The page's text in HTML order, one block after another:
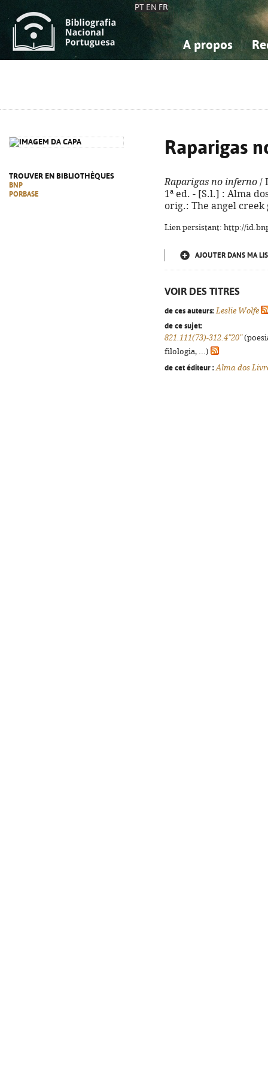
PT EN FR
A propos
TROUVER EN BIBLIOTHÈQUES
BNP
PORBASE
Raparigas
Raparigas no inferno /
1ª ed. - [S.l.] : Alma
orig.: The angel creek
Lien persistant: http://
AJOUTER DANS MA
VOIR DES TITRES
de ces auteurs: Leslie Wolfe
de ce sujet:
821.111(73)-312.4"20"
filologia, ...)
de cet éditeur : Alma dos